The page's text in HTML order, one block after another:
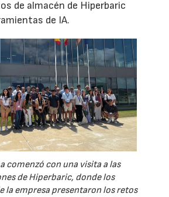
de almacén de Hiperbaric
de IA.
comenzó con una visita a las
de Hiperbaric, donde los
la empresa presentaron los retos